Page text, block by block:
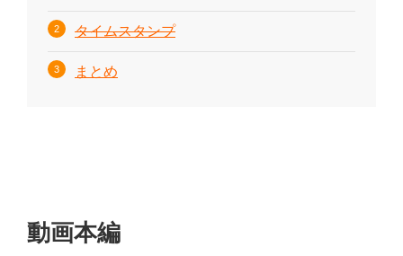
タイムスタンプ
まとめ
動画本編